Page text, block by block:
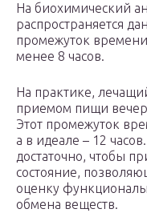
На биохимический
распространяется
промежуток
менее 8 часов.
На практике,
приемом пищи
Этот промежуток
а в идеале – 12
достаточно, чтобы
состояние,
оценку
обмена веществ.